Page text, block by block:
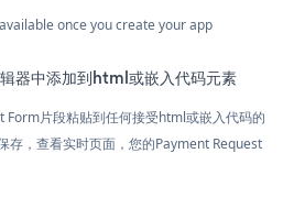
once you create your app
器中添加到html或嵌入代码元素
Form片段粘贴到任何接受html或嵌入代码的
存，查看实时页面，您的Payment Request